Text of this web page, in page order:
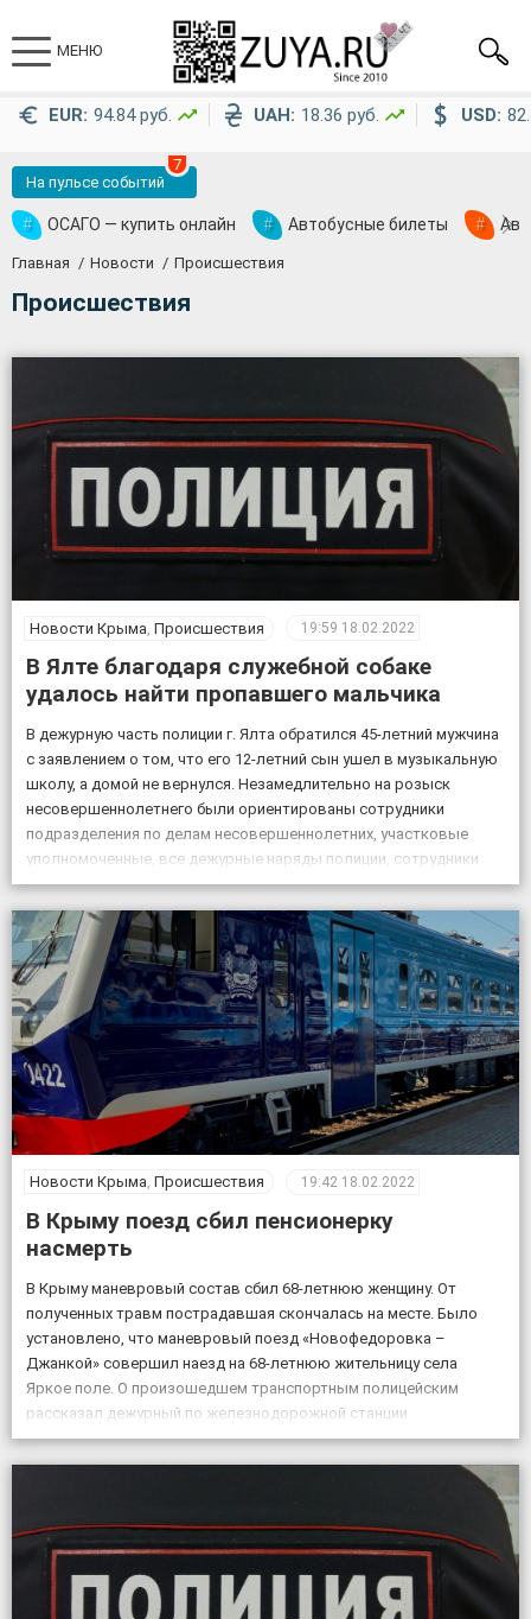
МЕНЮ
EUR: 94.84 руб. UAH: 18.36 руб. USD:
На пульсе событий
7
# ОСАГО — купить онлайн # Автобусные билеты #
Главная Новости Происшествия
Происшествия
Новости Крыма Происшествия 19:59 18.02.2022
В Ялте благодаря служебной собаке
удалось найти пропавшего мальчика
В дежурную часть полиции г. Ялта обратился 45-летний мужчина
с заявлением о том, что его 12-летний сын ушел в музыкальную
школу, а домой не вернулся. Незамедлительно на розыск
несовершеннолетнего были ориентированы сотрудники
подразделения по делам несовершеннолетних, участковые
уполномоченные, все дежурные наряды полиции, сотрудники
патрульной постовой службы, ГИБДД, уголовного розыска.
Также к поисковым мероприятиям привлекли кинолога […]
Новости Крыма, Происшествия 19:42 18.02.2022
В Крыму поезд сбил пенсионерку
насмерть
В Крыму маневровый состав сбил 68-летнюю женщину. От
полученных травм пострадавшая скончалась на месте. Было
установлено, что маневровый поезд «Новофедоровка –
Джанкой» совершил наезд на 68-летнюю жительницу села
Яркое поле. О произошедшем транспортным полицейским
рассказал дежурный по железнодорожной станции
«Кировская». «Женщина переходила через железнодорожные
пути в установленном для этого месте, но на сигналы,